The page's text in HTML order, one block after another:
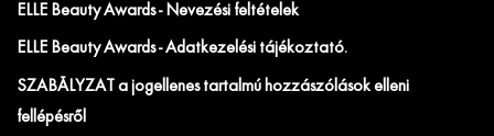
ELLE Beauty Awards - Nevezési feltételek
ELLE Beauty Awards - Adatkezelési tájékoztató.
SZABÁLYZAT a jogellenes tartalmú hozzászólások elleni
fellépésről